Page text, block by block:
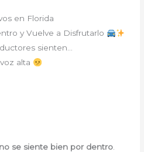
en Florida
y Vuelve a Disfrutarlo
sienten…
alta
se siente bien por dentro